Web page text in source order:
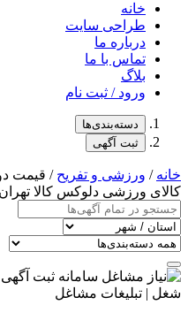
خانه
طراحی سایت
درباره ما
تماس با ما
بلاگ
ورود / ثبت نام
دسته‌بندی‌ها
ثبت آگهی
خانه/ ورزشی و تفریح/ قیمت
کالای ورزشی دلوکس کالا تهران